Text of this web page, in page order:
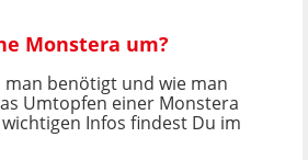
Monstera um?
man benötigt und wie man
Umtopfen einer Monstera
Infos findest Du im